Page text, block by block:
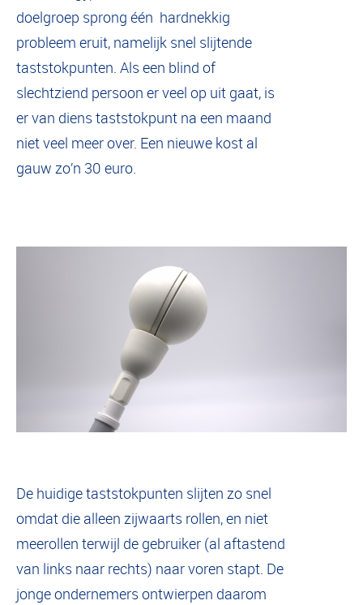
doelgroep sprong één hardnekkig
probleem eruit, namelijk snel slijtende
taststokpunten. Als een blind of
slechtziend persoon er veel op uit gaat, is
er van diens taststokpunt na een maand
niet veel meer over. Een nieuwe kost al
gauw zo’n 30 euro.
De huidige taststokpunten slijten zo snel
omdat die alleen zijwaarts rollen, en niet
meerollen terwijl de gebruiker (al aftastend
van links naar rechts) naar voren stapt. De
jonge ondernemers ontwierpen daarom